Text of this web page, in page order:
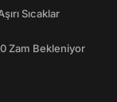
Sıcaklar
Zam Bekleniyor